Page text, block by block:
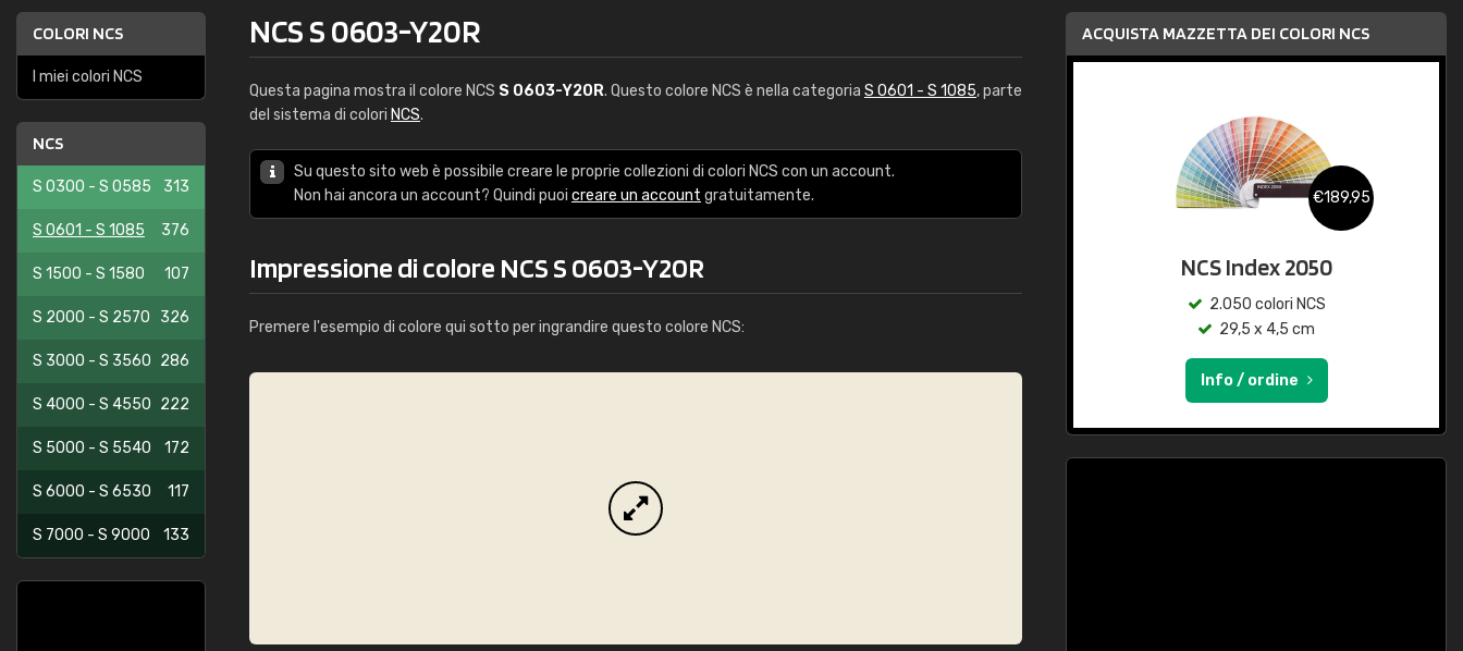
COLORI NCS
I miei colori NCS
NCS
S 0300 - S 0585 313
S 0601 - S 1085 376
S 1500 - S 1580 107
S 2000 - S 2570 326
S 3000 - S 3560 286
S 4000 - S 4550 222
S 5000 - S 5540 172
S 6000 - S 6530 117
S 7000 - S 9000 133
NCS S 0603-Y20R
Questa pagina mostra il colore NCS S 0603-Y20R. Questo colore NCS è nella categoria S 0601 - S 1085, parte
del sistema di colori NCS.
Su questo sito web è possibile creare le proprie collezioni di colori NCS con un account.
Non hai ancora un account? Quindi puoi creare un account gratuitamente.
Impressione di colore NCS S 0603-Y20R
Premere l'esempio di colore qui sotto per ingrandire questo colore NCS:
ACQUISTA MAZZETTA DEI COLORI NCS
€189,95
NCS Index 2050
2.050 colori NCS
29,5 x 4,5 cm
Info / ordine